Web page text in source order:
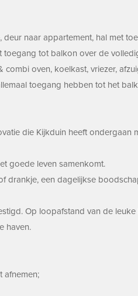
naar appartement, hal met
tot balkon over de
oven, koelkast, vriezer,
toegang hebben tot het
die Kijkduin heeft
goede leven samenkomt.
drankje, een dagelijkse
Op loopafstand van de
haven.
afnemen;